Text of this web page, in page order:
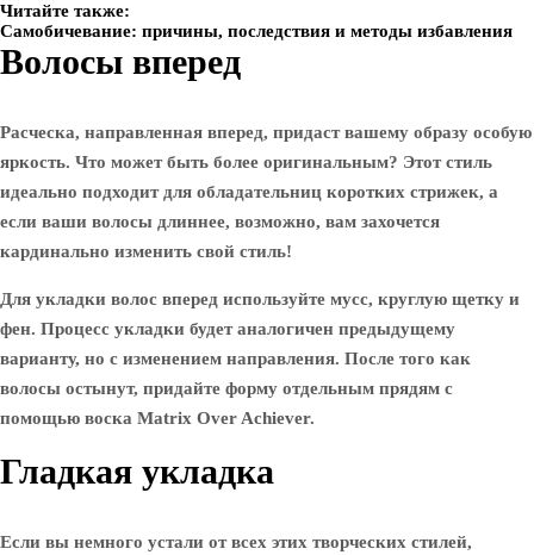
Читайте также:
Самобичевание: причины, последствия и методы избавления
Волосы вперед
Расческа, направленная вперед, придаст вашему образу особую
яркость. Что может быть более оригинальным? Этот стиль
идеально подходит для обладательниц коротких стрижек, а
если ваши волосы длиннее, возможно, вам захочется
кардинально изменить свой стиль!
Для укладки волос вперед используйте мусс, круглую щетку и
фен. Процесс укладки будет аналогичен предыдущему
варианту, но с изменением направления. После того как
волосы остынут, придайте форму отдельным прядям с
помощью воска Matrix Over Achiever.
Гладкая укладка
Если вы немного устали от всех этих творческих стилей,